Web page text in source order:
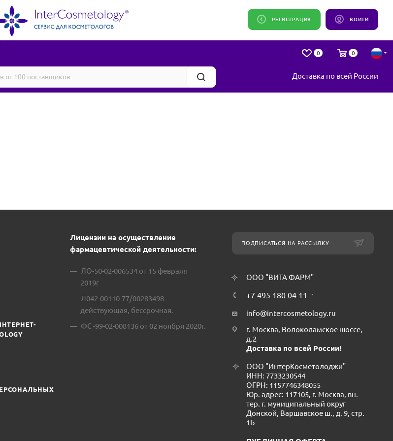
ВОЙТИ
РЕГИСТРАЦИЯ
0 0
Доставка по всей России
Лицензии на осуществление
фармацевтической деятельности:
ЛО-50-02-006534 от 15 февраля
2019г
Л042-00110-77/00283498
действующая, бессрочная.
ФС -99-02-008136 от 02 ноября 2020г.
ПОДПИСАТЬСЯ НА РАССЫЛКУ
ООО "ВИТА ФАРМ"
+7 495 180 04 11
info@intercosmetology.ru
г. Москва, Волоколамское шоссе,
д.2
Доставка по всей России!
ООО "ИнтерКосметолоджи"
ИНН: 7733230544
ОГРН: 1157746348055
Юр. адрес: 117105, г. Москва, вн.
тер. г. муниципальный округ
Донской, Варшавское ш., д. 9, стр.
1Б